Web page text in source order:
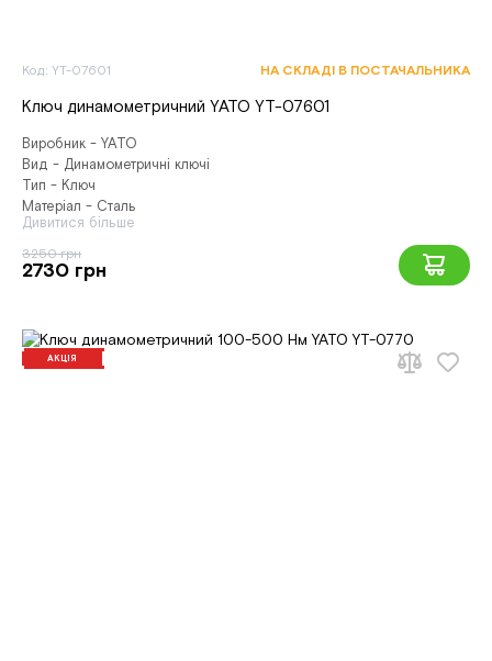
Код: YT-07601 НА СКЛАДІ В ПОСТАЧАЛЬНИКА
Ключ динамометричний YATO YT-07601
Виробник - YATO
Вид - Динамометричні ключі
Тип - Ключ
Матеріал - Сталь
Дивитися більше
3250 грн
2730 грн
АКЦІЯ